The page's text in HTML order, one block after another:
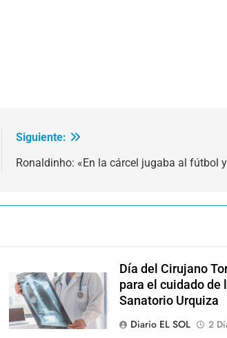
Siguiente:
Ronaldinho: «En la cárcel jugaba al fútbol
Día del Cirujano
para el cuidado de
Sanatorio Urquiza
Diario EL SOL
2